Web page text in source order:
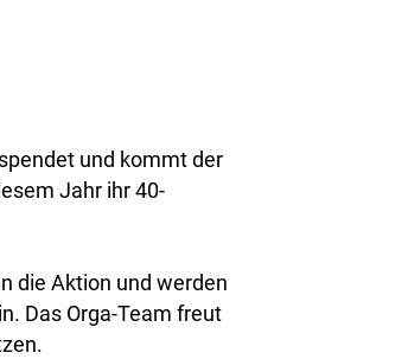
und kommt der
Jahr ihr 40-
die Aktion und werden
Das Orga-Team freut